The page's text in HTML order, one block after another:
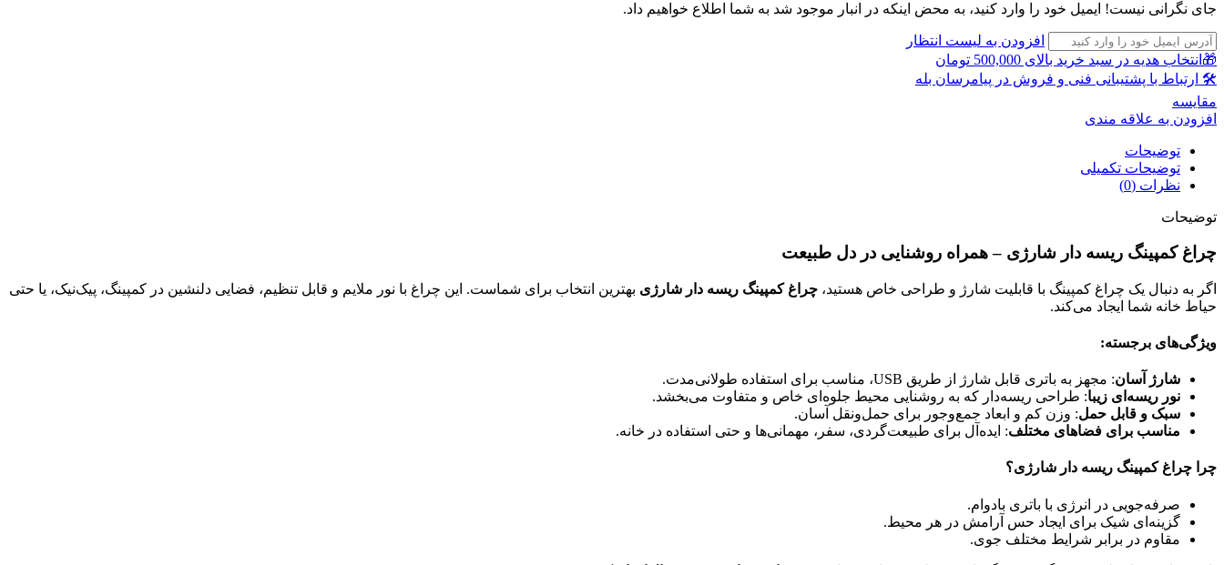
جای نگرانی نیست! ایمیل خود را وارد کنید، به محض اینکه در انبار موجود شد به شما اطلاع خواهیم داد.
افزودن به لیست انتظار
🎁انتخاب هدیه در سبد خرید بالای 500,000 تومان
🛠 ارتباط با پشتیبانی فنی و فروش در پیامرسان بله
مقايسه
افزودن به علاقه مندی
توضیحات
توضیحات تکمیلی
نظرات (0)
توضیحات
چراغ کمپینگ ریسه دار شارژی – همراه روشنایی در دل طبیعت
اگر به دنبال یک چراغ کمپینگ با قابلیت شارژ و طراحی خاص هستید، چراغ کمپینگ ریسه دار شارژی بهترین انتخاب برای شماست. این چراغ با نور ملایم و قابل تنظیم، فضایی دلنشین در کمپینگ، پیک‌نیک، یا حتی
حیاط خانه شما ایجاد می‌کند.
ویژگی‌های برجسته:
شارژ آسان: مجهز به باتری قابل شارژ از طریق USB، مناسب برای استفاده طولانی‌مدت.
نور ریسه‌ای زیبا: طراحی ریسه‌دار که به روشنایی محیط جلوه‌ای خاص و متفاوت می‌بخشد.
سبک و قابل حمل: وزن کم و ابعاد جمع‌وجور برای حمل‌ونقل آسان.
مناسب برای فضاهای مختلف: ایده‌آل برای طبیعت‌گردی، سفر، مهمانی‌ها و حتی استفاده در خانه.
چرا چراغ کمپینگ ریسه دار شارژی؟
صرفه‌جویی در انرژی با باتری بادوام.
گزینه‌ای شیک برای ایجاد حس آرامش در هر محیط.
مقاوم در برابر شرایط مختلف جوی.